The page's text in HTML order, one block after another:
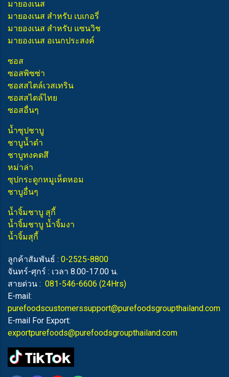
มายองเนส
มายองเนส สำหรับ เบเกอรี่
มายองเนส สำหรับ แซนวิช
มายองเนส อเนกประสงค์
ซอส
ซอสพิซซ่า
ซอสสไตล์เวสเทริน
ซอสสไตล์ไทย
ซอสอื่นๆ
น้ำซุปชาบู
ชาบูน้ำดำ
ชาบูทงคตสึ
หม่าล่า
ซุปกระดูกหมูเห็ดหอม
ชาบูอื่นๆ
น้ำจิ้มชาบู สุกี้
น้ำจิ้มชาบู น้ำจิ้มงา
น้ำจิ้มสุกี้
ลูกค้าสัมพันธ์ : 0-2525-8800
จันทร์-ศุกร์ : เวลา 8.00-17.00 น.
สายด่วน : 081-546-6606 (24Hrs)
E-mail:
purefoodscustomerssupport@purefoodsgroupthailand.com
E-mail For Export:
exportpurefoods@purefoodsgroupthailand.com